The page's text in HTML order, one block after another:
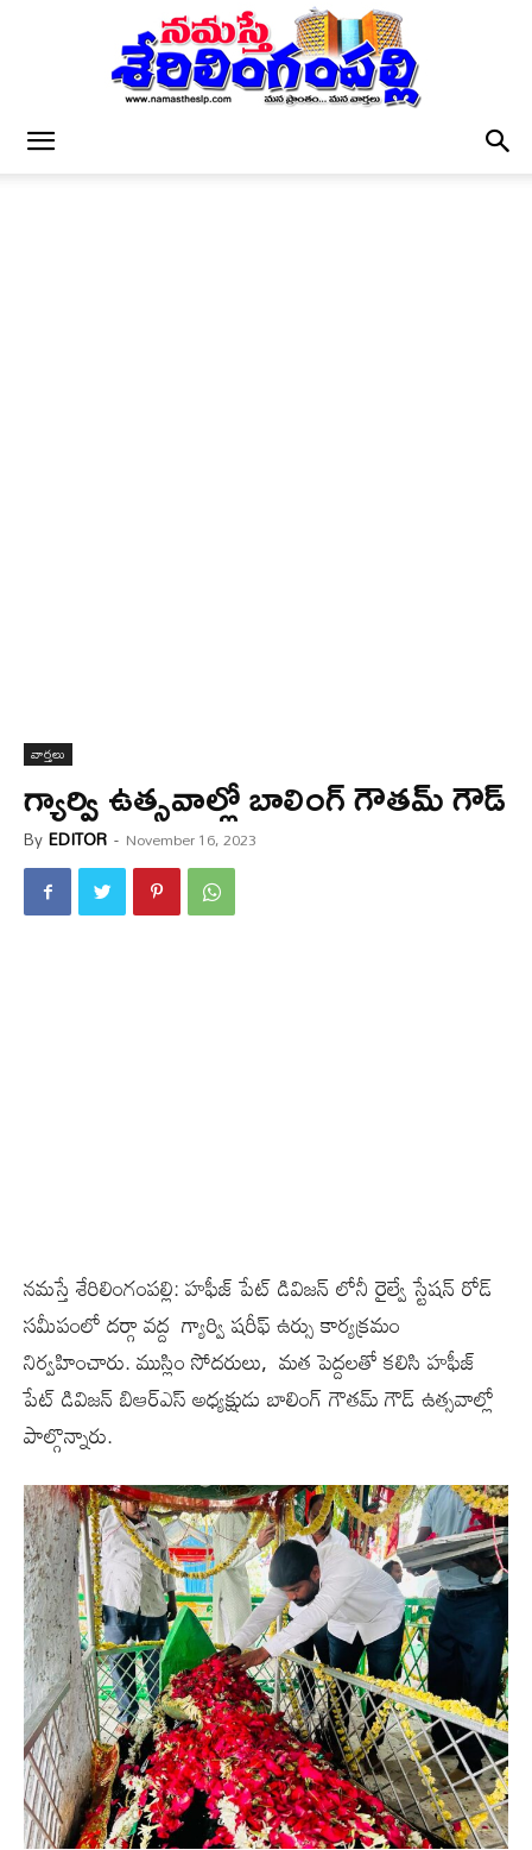
వార్త‌లు
గ్యార్వి ఉత్సవాల్లో బాలింగ్ గౌతమ్ గౌడ్
ByEDITOR - November 16, 2023
నమస్తే శేరిలింగంపల్లి: హఫీజ్ పేట్ డివిజన్ లోనీ రైల్వే స్టేషన్ రోడ్
సమీపంలో దర్గా వద్ద గ్యార్వి షరీఫ్ ఉర్సు కార్యక్రమం
నిర్వహించారు. ముస్లిం సోదరులు, మత పెద్దలతో కలిసి హఫీజ్
పేట్ డివిజన్ బిఆర్ఎస్ అధ్యక్షుడు బాలింగ్ గౌతమ్ గౌడ్ ఉత్సవాల్లో
పాల్గొన్నారు.